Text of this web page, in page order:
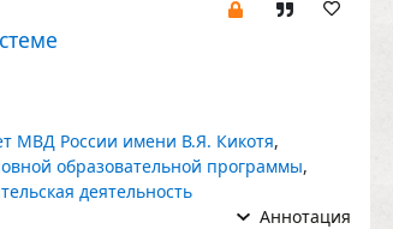
МВД России имени В.Я. Кикотя,
образовательной программы,
деятельность
Аннотация